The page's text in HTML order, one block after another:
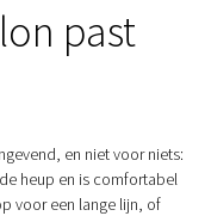
past
en niet voor niets:
heup en is comfortabel
voor een lange lijn, of